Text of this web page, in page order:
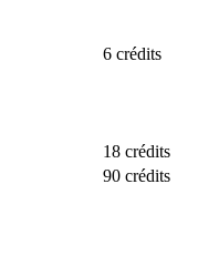
6 crédits
18 crédits
90 crédits